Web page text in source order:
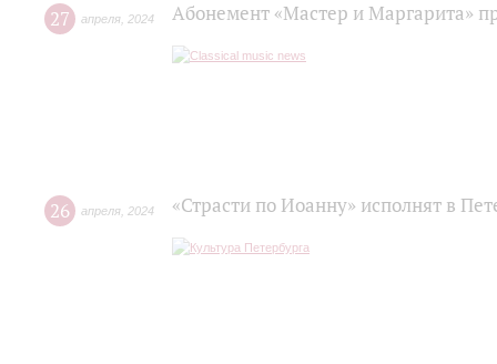
27 апреля 2024 Абонемент «Мастер и Маргарита»
26 апреля 2024 «Страсти по Иоанну» исполнят в